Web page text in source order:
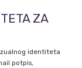
ZA
identiteta
potpis,